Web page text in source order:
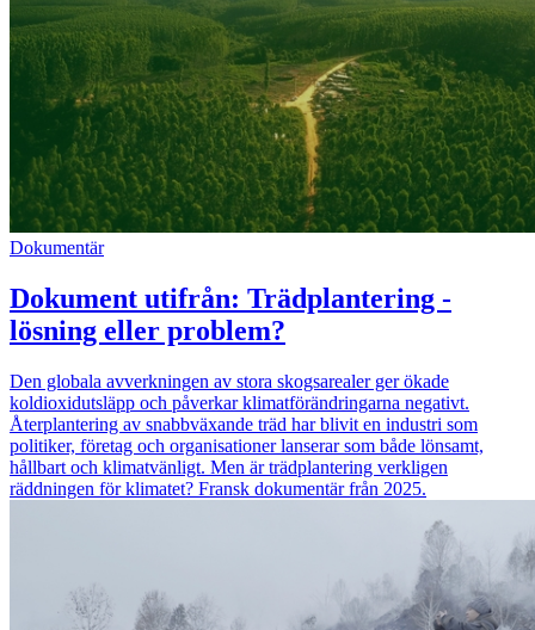
Dokumentär
Dokument utifrån: Trädplantering -
lösning eller problem?
Den globala avverkningen av stora skogsarealer ger ökade
koldioxidutsläpp och påverkar klimatförändringarna negativt.
Återplantering av snabbväxande träd har blivit en industri som
politiker, företag och organisationer lanserar som både lönsamt,
hållbart och klimatvänligt. Men är trädplantering verkligen
räddningen för klimatet? Fransk dokumentär från 2025.